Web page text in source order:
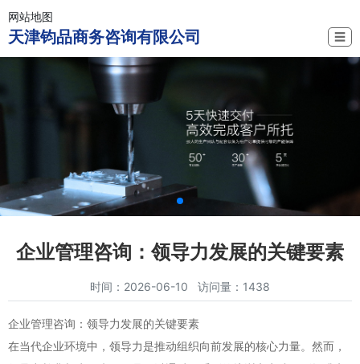
网站地图
天津钧品商务咨询有限公司 ☰
企业管理咨询：领导力发展的关键要素
时间：2026-06-10 访问量：1438
企业管理咨询：领导力发展的关键要素
在当代企业环境中，领导力是推动组织向前发展的核心力量。然而，